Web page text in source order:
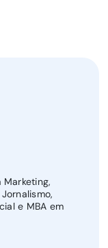
e MBA em